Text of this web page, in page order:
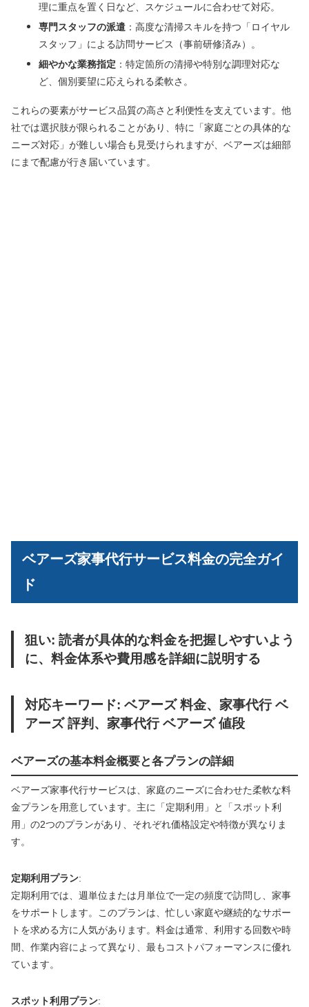
理に重点を置く日など、スケジュールに合わせて対応。
専門スタッフの派遣 ：高度な清掃スキルを持つ「ロイヤル
スタッフ」による訪問サービス（事前研修済み）。
細やかな業務指定 ：特定箇所の清掃や特別な調理対応な
ど、個別要望に応えられる柔軟さ。
これらの要素がサービス品質の高さと利便性を支えています。他
社では選択肢が限られることがあり、特に「家庭ごとの具体的な
ニーズ対応」が難しい場合も見受けられますが、ベアーズは細部
にまで配慮が行き届いています。
ベアーズ家事代行サービス料金の完全ガイ
ド
狙い: 読者が具体的な料金を把握しやすいよう
に、料金体系や費用感を詳細に説明する
対応キーワード: ベアーズ 料金、家事代行 ベ
アーズ 評判、家事代行 ベアーズ 値段
ベアーズの基本料金概要と各プランの詳細
ベアーズ家事代行サービスは、家庭のニーズに合わせた柔軟な料
金プランを用意しています。主に「定期利用」と「スポット利
用」の2つのプランがあり、それぞれ価格設定や特徴が異なりま
す。
定期利用プラン:
定期利用では、週単位または月単位で一定の頻度で訪問し、家事
をサポートします。このプランは、忙しい家庭や継続的なサポー
トを求める方に人気があります。料金は通常、利用する回数や時
間、作業内容によって異なり、最もコストパフォーマンスに優れ
ています。
スポット利用プラン: